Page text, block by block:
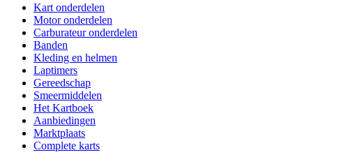
Kart onderdelen
Motor onderdelen
Carburateur onderdelen
Banden
Kleding en helmen
Laptimers
Gereedschap
Smeermiddelen
Het Kartboek
Aanbiedingen
Marktplaats
Complete karts